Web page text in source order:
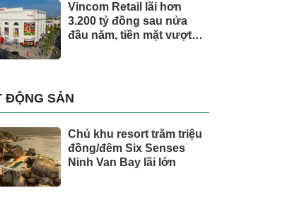
Vincom Retail lãi hơn
3.200 tỷ đồng sau nửa
đầu năm, tiền mặt vượt
ĐỘNG SẢN
Chủ khu resort trăm triệu
đồng/đêm Six Senses
Ninh Van Bay lãi lớn